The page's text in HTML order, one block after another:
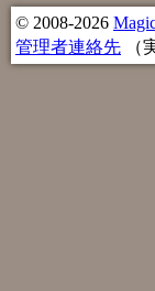
© 2008-2026
管理者連絡先 （